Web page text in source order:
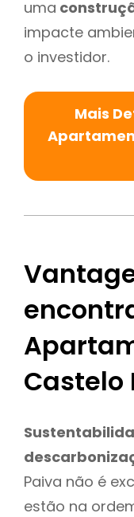
uma
impacte
o investidor.
Mais
Castelo
Paiva não é
estão na